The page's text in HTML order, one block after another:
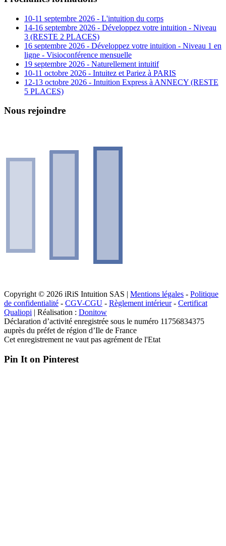
10-11 septembre 2026 - L'intuition du corps
14-16 septembre 2026 - Développez votre intuition - Niveau
3 (RESTE 2 PLACES)
16 septembre 2026 - Développez votre intuition - Niveau 1 en
ligne - Visioconférence mensuelle
19 septembre 2026 - Naturellement intuitif
10-11 octobre 2026 - Intuitez et Pariez à PARIS
12-13 octobre 2026 - Intuition Express à ANNECY (RESTE
5 PLACES)
Nous rejoindre
Copyright © 2026 iRiS Intuition SAS | Mentions légales - Politique
de confidentialité - CGV-CGU - Règlement intérieur- Certificat
Qualiopi | Réalisation : Donitow
Déclaration d’activité enregistrée sous le numéro 11756834375
auprès du préfet de région d’Ile de France
Cet enregistrement ne vaut pas agrément de l'Etat
Pin It on Pinterest